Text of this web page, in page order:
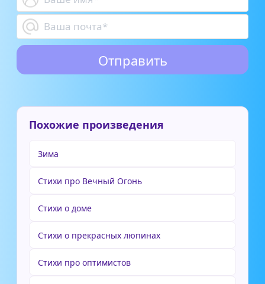
Похожие произведения
Зима
Стихи про Вечный Огонь
Стихи о доме
Стихи о прекрасных люпинах
Стихи про оптимистов